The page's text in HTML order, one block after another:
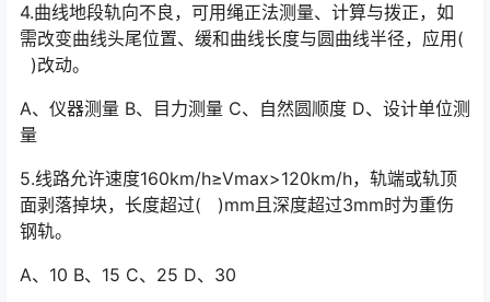
4.曲线地段轨向不良，可用绳正法测量、计算与拨正，如
需改变曲线头尾位置、缓和曲线长度与圆曲线半径，应用(
)改动。
A、仪器测量 B、目力测量 C、自然圆顺度 D、设计单位测
量
5.线路允许速度160km/h≥Vmax>120km/h，轨端或轨顶
面剥落掉块，长度超过( )mm且深度超过3mm时为重伤
钢轨。
A、10 B、15 C、25 D、30